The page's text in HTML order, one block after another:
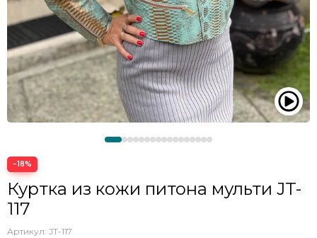
−18%
Куртка из кожи питона мульти JT-
117
Артикул: JT-117